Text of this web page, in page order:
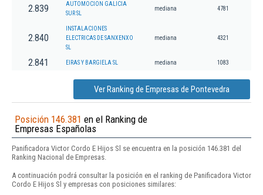
2.839
AUTOMOCION GALICIA
SUR SL
mediana 4781
2.840
INSTALACIONES
ELECTRICAS DE SANXENXO
SL
mediana 4321
2.841 EIRAS Y BARGIELA SL mediana 1083
Ver Ranking de Empresas de Pontevedra
Posición 146.381 en el Ranking de
Empresas Españolas
Panificadora Victor Cordo E Hijos Sl se encuentra en la posición 146.381 del
Ranking Nacional de Empresas.
A continuación podrá consultar la posición en el ranking de Panificadora Victor
Cordo E Hijos Sl y empresas con posiciones similares: